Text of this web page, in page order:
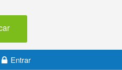
Entrar